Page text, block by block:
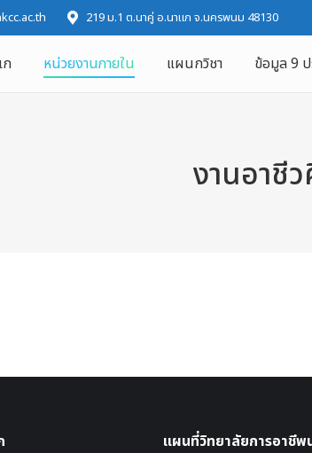
219 ม.1 ต.นาคู่ อ.นาแก จ.นครพนม 48130
หน่วยงานภายใน แผนกวิชา ข้อมูล 9 ป
งานอาชี
แผนที่วิทยาลัยการอาชีพ